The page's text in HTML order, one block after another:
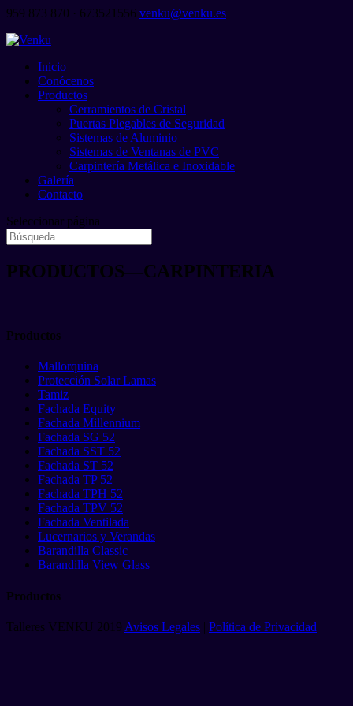
959 873 870 · 673521556 venku@venku.es
Inicio
Conócenos
Productos
Cerramientos de Cristal
Puertas Plegables de Seguridad
Sistemas de Aluminio
Sistemas de Ventanas de PVC
Carpintería Metálica e Inoxidable
Galería
Contacto
Seleccionar página
PRODUCTOS—CARPINTERIA
Productos
Mallorquina
Protección Solar Lamas
Tamiz
Fachada Equity
Fachada Millennium
Fachada SG 52
Fachada SST 52
Fachada ST 52
Fachada TP 52
Fachada TPH 52
Fachada TPV 52
Fachada Ventilada
Lucernarios y Verandas
Barandilla Classic
Barandilla View Glass
Productos
Talleres VENKU 2019 Avisos Legales | Política de Privacidad